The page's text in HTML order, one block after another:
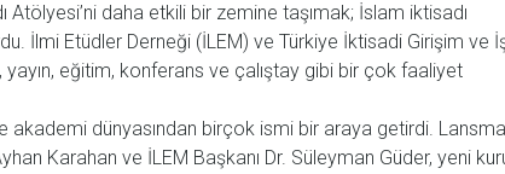
daha etkili bir zemine taşımak; İslam iktisadı
İlmi Etüdler Derneği (İLEM) ve Türkiye İktisadi Girişim ve
yayın, eğitim, konferans ve çalıştay gibi bir çok faaliyet
akademi dünyasından birçok ismi bir araya getirdi.
Karahan ve İLEM Başkanı Dr. Süleyman Güder, yeni